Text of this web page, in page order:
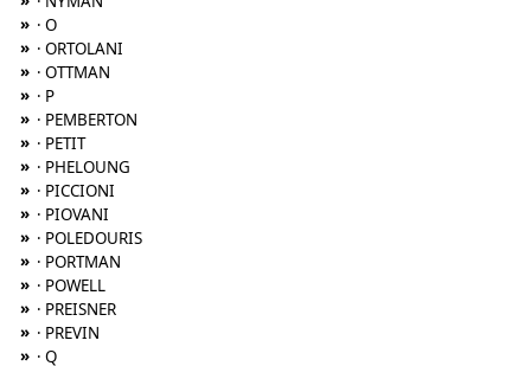
» · O
» · ORTOLANI
» · OTTMAN
» · P
» · PEMBERTON
» · PETIT
» · PHELOUNG
» · PICCIONI
» · PIOVANI
» · POLEDOURIS
» · PORTMAN
» · POWELL
» · PREISNER
» · PREVIN
» · Q